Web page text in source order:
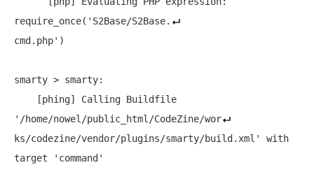
require_once('S2Base/S2Base.
cmd.php')
smarty > smarty:
'/home/nowel/public_html/CodeZine/wor
ks/codezine/vendor/plugins/smarty/build.xml' with
target 'command'